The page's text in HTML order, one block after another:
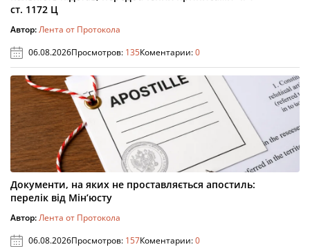
ст. 1172 Ц
Автор:Лента от Протокола
06.08.2026Просмотров: 135Коментарии:0
Документи, на яких не проставляється апостиль:
перелік від Мін’юсту
Автор:Лента от Протокола
06.08.2026Просмотров: 157Коментарии:0